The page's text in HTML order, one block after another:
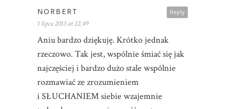
Reply
NORBERT
1 lipca 2013 at 22:49
Aniu bardzo dziękuję. Krótko jednak
rzeczowo. Tak jest, wspólnie śmiać się jak
najczęściej i bardzo dużo stale wspólnie
rozmawiać ze zrozumieniem
i SŁUCHANIEM siebie wzajemnie